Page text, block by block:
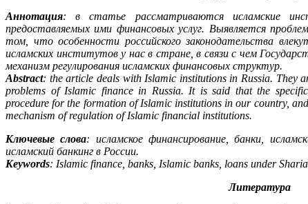
Аннотация: в статье рассматриваются исламские
предоставляемых ими финансовых услуг. Выявляется
том, что особенности российского законодательства
исламских институтов у нас в стране, в связи с чем
механизм регулирования исламских финансовых структур.
Abstract: the article deals with Islamic institutions in Russia. They
problems of Islamic finance in Russia. It is said that the
procedure for the formation of Islamic institutions in our country,
mechanism of regulation of Islamic financial institutions.
Ключевые слова: исламское финансирование, банки,
исламский банкинг в России.
Keywords: Islamic finance, banks, Islamic banks, loans under
Литература